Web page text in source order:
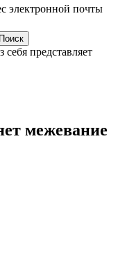
электронной почты
себя представляет
межевание